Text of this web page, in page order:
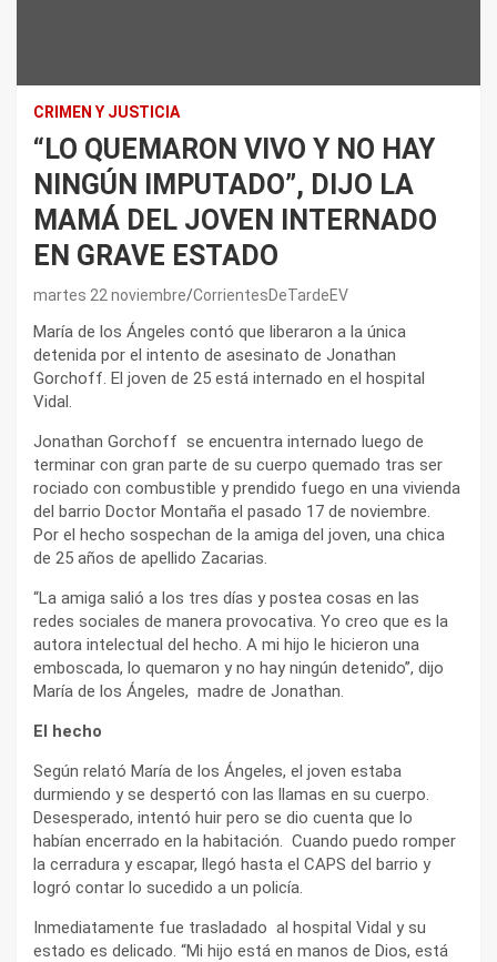
CRIMEN Y JUSTICIA
“LO QUEMARON VIVO Y NO HAY
NINGÚN IMPUTADO”, DIJO LA
MAMÁ DEL JOVEN INTERNADO
EN GRAVE ESTADO
martes 22 noviembre CorrientesDeTardeEV
María de los Ángeles contó que liberaron a la única
detenida por el intento de asesinato de Jonathan
Gorchoff. El joven de 25 está internado en el hospital
Vidal.
Jonathan Gorchoff se encuentra internado luego de
terminar con gran parte de su cuerpo quemado tras ser
rociado con combustible y prendido fuego en una vivienda
del barrio Doctor Montaña el pasado 17 de noviembre.
Por el hecho sospechan de la amiga del joven, una chica
de 25 años de apellido Zacarias.
“La amiga salió a los tres días y postea cosas en las
redes sociales de manera provocativa. Yo creo que es la
autora intelectual del hecho. A mi hijo le hicieron una
emboscada, lo quemaron y no hay ningún detenido”, dijo
María de los Ángeles, madre de Jonathan.
El hecho
Según relató María de los Ángeles, el joven estaba
durmiendo y se despertó con las llamas en su cuerpo.
Desesperado, intentó huir pero se dio cuenta que lo
habían encerrado en la habitación. Cuando puedo romper
la cerradura y escapar, llegó hasta el CAPS del barrio y
logró contar lo sucedido a un policía.
Inmediatamente fue trasladado al hospital Vidal y su
estado es delicado. “Mi hijo está en manos de Dios, está